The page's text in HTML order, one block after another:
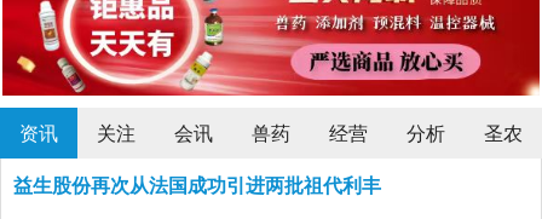
资讯 关注 会讯 兽药 经营 分析
圣农
益生股份再次从法国成功引进两批祖代利丰